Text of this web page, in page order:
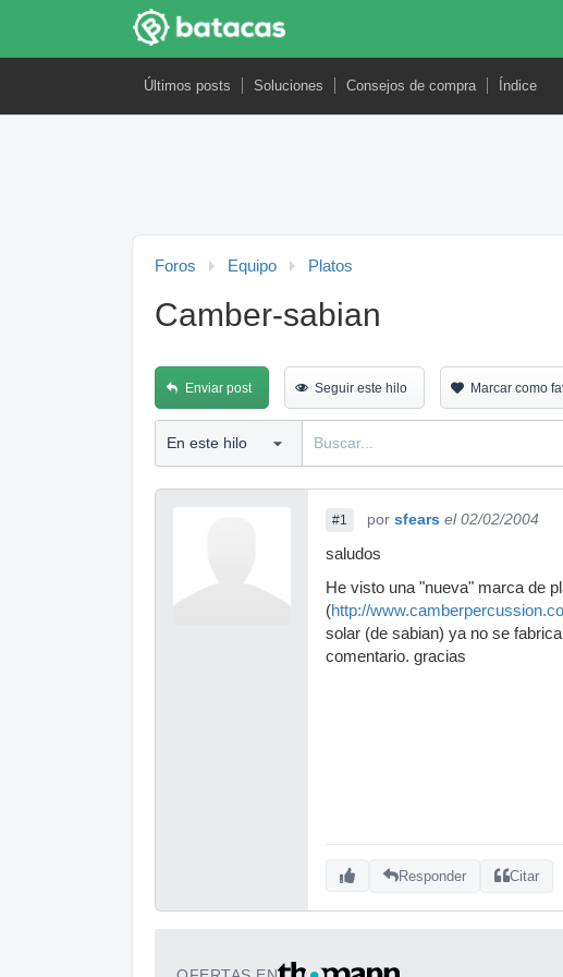
Últimos posts Soluciones Consejos de compra Índice
Foros Equipo Platos
Camber-sabian
Enviar post Seguir este hilo Marcar como
#1 por sfears el 02/02/2004
saludos
He visto una "nueva" marca de
(http://
solar (de sabian) ya no se
comentario. gracias
Responder Citar